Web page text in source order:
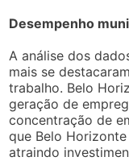
Desempenho
A análise dos
mais se
trabalho. Belo
geração de
concentração de
que Belo
atraindo